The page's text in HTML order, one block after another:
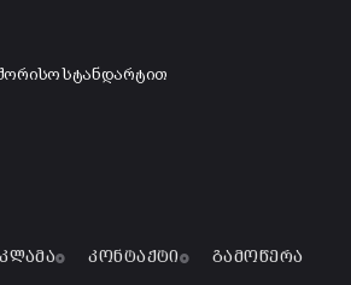
სტანდარტით
კონტაქტი გამოწერა